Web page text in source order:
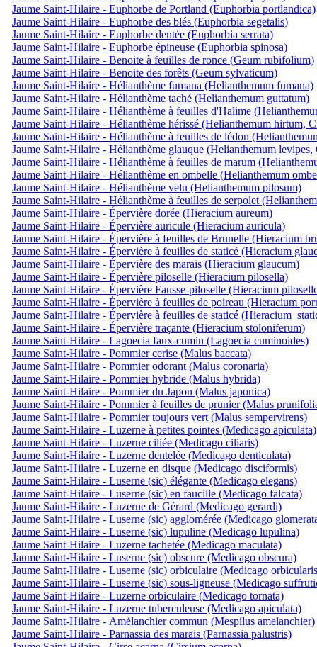
Jaume Saint-Hilaire - Euphorbe de Portland (Euphorbia portlandica)
Jaume Saint-Hilaire - Euphorbe des blés (Euphorbia segetalis)
Jaume Saint-Hilaire - Euphorbe dentée (Euphorbia serrata)
Jaume Saint-Hilaire - Euphorbe épineuse (Euphorbia spinosa)
Jaume Saint-Hilaire - Benoite à feuilles de ronce (Geum rubifolium)
Jaume Saint-Hilaire - Benoite des forêts (Geum sylvaticum)
Jaume Saint-Hilaire - Hélianthème fumana (Helianthemum fumana)
Jaume Saint-Hilaire - Hélianthème taché (Helianthemum guttatum)
Jaume Saint-Hilaire - Hélianthème à feuilles d'Halime
Jaume Saint-Hilaire - Hélianthème hérissé (Helianthemum hirtum,
Jaume Saint-Hilaire - Hélianthème à feuilles de lédon
Jaume Saint-Hilaire - Hélianthème glauque (Helianthemum levipes,
Jaume Saint-Hilaire - Hélianthème à feuilles de marum
Jaume Saint-Hilaire - Hélianthème en ombelle (Helianthemum
Jaume Saint-Hilaire - Hélianthème velu (Helianthemum pilosum)
Jaume Saint-Hilaire - Hélianthème à feuilles de serpolet
Jaume Saint-Hilaire - Épervière dorée (Hieracium aureum)
Jaume Saint-Hilaire - Épervière auricule (Hieracium auricula)
Jaume Saint-Hilaire - Épervière à feuilles de Brunelle (Hieracium
Jaume Saint-Hilaire - Épervière à feuilles de staticé (Hieracium
Jaume Saint-Hilaire - Épervière des marais (Hieracium glaucum)
Jaume Saint-Hilaire - Épervière piloselle (Hieracium pilosella)
Jaume Saint-Hilaire - Épervière Fausse-piloselle (Hieracium
Jaume Saint-Hilaire - Épervière à feuilles de poireau (Hieracium
Jaume Saint-Hilaire - Épervière à feuilles de staticé
Jaume Saint-Hilaire - Épervière traçante (Hieracium stoloniferum)
Jaume Saint-Hilaire - Lagoecia faux-cumin (Lagoecia cuminoides)
Jaume Saint-Hilaire - Pommier cerise (Malus baccata)
Jaume Saint-Hilaire - Pommier odorant (Malus coronaria)
Jaume Saint-Hilaire - Pommier hybride (Malus hybrida)
Jaume Saint-Hilaire - Pommier du Japon (Malus japonica)
Jaume Saint-Hilaire - Pommier à feuilles de prunier (Malus
Jaume Saint-Hilaire - Pommier toujours vert (Malus sempervirens)
Jaume Saint-Hilaire - Luzerne à petites pointes (Medicago apiculata)
Jaume Saint-Hilaire - Luzerne ciliée (Medicago ciliaris)
Jaume Saint-Hilaire - Luzerne dentelée (Medicago denticulata)
Jaume Saint-Hilaire - Luzerne en disque (Medicago disciformis)
Jaume Saint-Hilaire - Luserne (sic) élégante (Medicago elegans)
Jaume Saint-Hilaire - Luserne (sic) en faucille (Medicago falcata)
Jaume Saint-Hilaire - Luzerne de Gérard (Medicago gerardi)
Jaume Saint-Hilaire - Luserne (sic) agglomérée (Medicago
Jaume Saint-Hilaire - Luserne (sic) lupuline (Medicago lupulina)
Jaume Saint-Hilaire - Luzerne tachetée (Medicago maculata)
Jaume Saint-Hilaire - Luserne (sic) obscure (Medicago obscura)
Jaume Saint-Hilaire - Luserne (sic) orbiculaire (Medicago
Jaume Saint-Hilaire - Luserne (sic) sous-ligneuse (Medicago
Jaume Saint-Hilaire - Luzerne orbiculaire (Medicago tornata)
Jaume Saint-Hilaire - Luzerne tuberculeuse (Medicago apiculata)
Jaume Saint-Hilaire - Amélanchier commun (Mespilus amelanchier)
Jaume Saint-Hilaire - Parnassia des marais (Parnassia palustris)